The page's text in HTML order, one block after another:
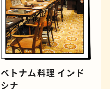
ベトナム料理 インド
シナ